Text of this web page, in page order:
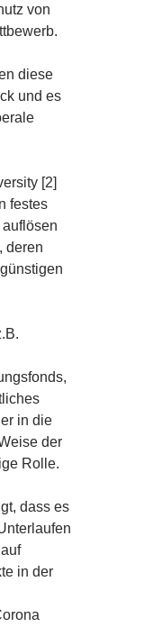
von
diese
und es
[2]
festes
deren
in die
der
Rolle.
dass es
in der